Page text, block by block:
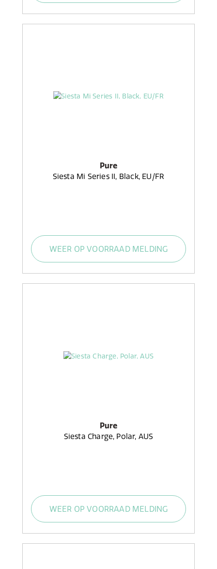
Pure
Siesta Mi Series II, Black, EU/FR
WEER OP VOORRAAD MELDING
Pure
Siesta Charge, Polar, AUS
WEER OP VOORRAAD MELDING